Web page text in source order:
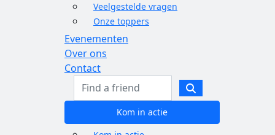
Veelgestelde vragen
Onze toppers
Evenementen
Over ons
Contact
Kom in actie